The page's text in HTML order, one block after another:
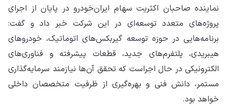
نماینده صاحبان اکثریت سهام ایران‌خودرو در پایان از اجرای
پروژه‌های متعدد توسعه‌ای در این شرکت خبر داد و گفت:
برنامه‌هایی در حوزه توسعه گیربکس‌های اتوماتیک، خودروهای
هیبریدی، پلتفرم‌های جدید، قطعات پیشرفته و فناوری‌های
الکترونیکی در حال اجراست که تحقق آن‌ها نیازمند سرمایه‌گذاری
مستمر، دانش فنی و بهره‌گیری از ظرفیت متخصصان داخلی
خواهد بود.